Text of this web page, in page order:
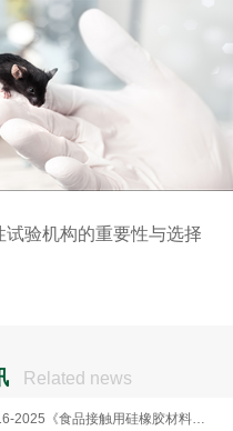
试验机构的重要性与选择
Related news
GB 4806.16-2025《食品接触用硅橡胶材料及制品》标准解析